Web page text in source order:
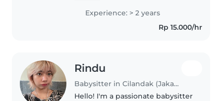
Experience: > 2 years
Rp 15.000/hr
Rindu
Babysitter in Cilandak (Jakarta)
Hello! I'm a passionate babysitter